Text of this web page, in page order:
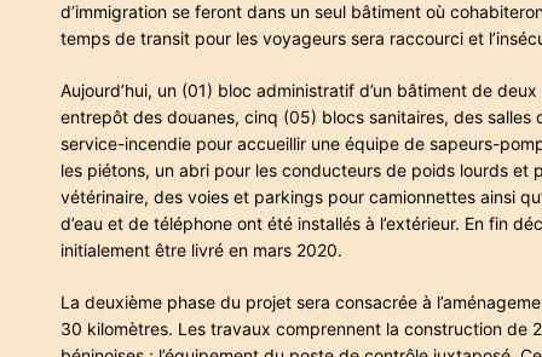
d’immigration se feront dans un seul bâtiment où
temps de transit pour les voyageurs sera raccourci et
Aujourd’hui, un (01) bloc administratif d’un bâtiment de
entrepôt des douanes, cinq (05) blocs sanitaires, des
service-incendie pour accueillir une équipe de sapeurs-
les piétons, un abri pour les conducteurs de poids lourds
vétérinaire, des voies et parkings pour camionnettes ainsi
d’eau et de téléphone ont été installés à l’extérieur. En fin
initialement être livré en mars 2020.
La deuxième phase du projet sera consacrée à
30 kilomètres. Les travaux comprennent la construction de